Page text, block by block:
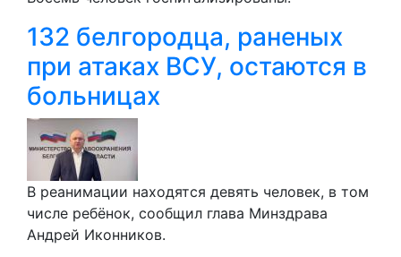
132 белгородца, раненых
при атаках ВСУ, остаются в
больницах
В реанимации находятся девять человек, в том
числе ребёнок, сообщил глава Минздрава
Андрей Иконников.